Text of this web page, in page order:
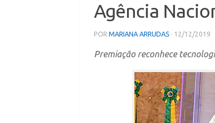
Agência
POR MARIANA ARRUDAS · 12/12/2019
Premiação reconhece